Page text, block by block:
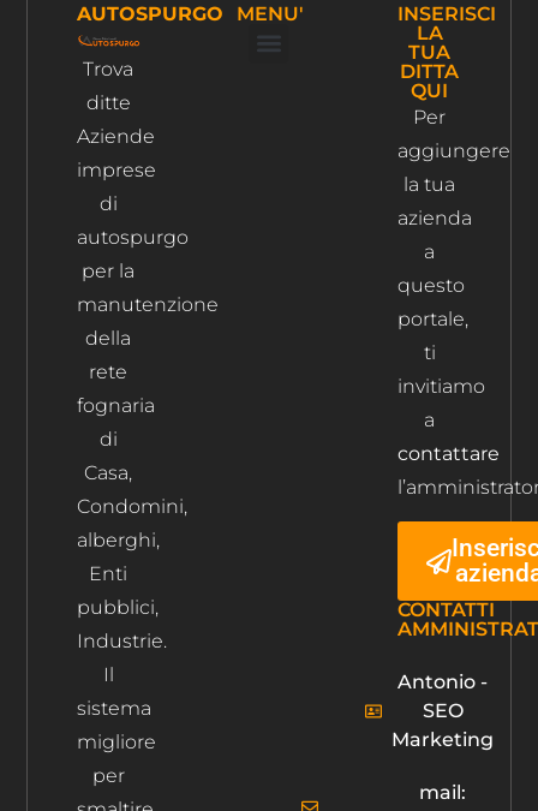
AUTOSPURGO
Trova
ditte
Aziende
imprese
di
autospurgo
per la
manutenzione
della
rete
fognaria
di
Casa,
Condomini,
alberghi,
Enti
pubblici,
Industrie.
Il
sistema
migliore
per
MENU'
INSERISCI
LA
TUA
DITTA
QUI
Per
aggiungere
la tua
azienda
a
questo
portale,
ti
invitiamo
a
contattare
CONTATTI
Antonio -
SEO
Marketing
mail: